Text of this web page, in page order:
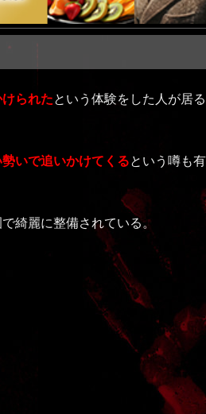
られたという体験をした人が居る
いで追いかけてくるという噂も有
綺麗に整備されている。